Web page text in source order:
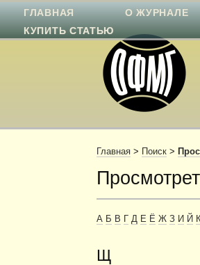
ГЛАВНАЯ О ЖУРНАЛЕ
КУПИТЬ СТАТЬЮ
Главная > Поиск >
А Б В Д Е Ё Ж З И Й
Щ